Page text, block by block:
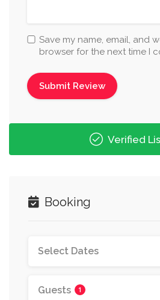
Save my name, email, and
browser for the next time I
Verified
Booking
Guests 1